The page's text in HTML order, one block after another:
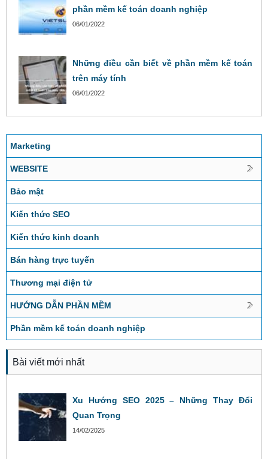
phần mềm kế toán doanh nghiệp
06/01/2022
Những điều cần biết về phần mềm kế toán
trên máy tính
06/01/2022
Marketing
WEBSITE
Bảo mật
Kiến thức SEO
Kiến thức kinh doanh
Bán hàng trực tuyến
Thương mại điện tử
HƯỚNG DẪN PHẦN MỀM
Phần mềm kế toán doanh nghiệp
Bài viết mới nhất
Xu Hướng SEO 2025 – Những Thay Đổi
Quan Trọng
14/02/2025